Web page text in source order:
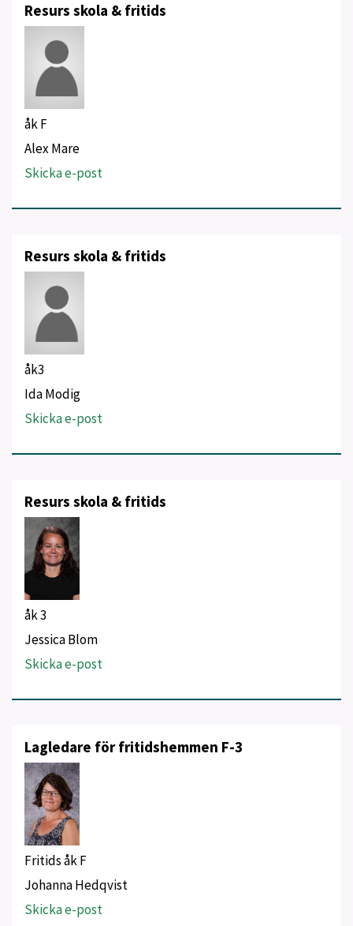
Resurs skola & fritids
åk F
Alex Mare
Skicka e-post
Resurs skola & fritids
åk3
Ida Modig
Skicka e-post
Resurs skola & fritids
åk 3
Jessica Blom
Skicka e-post
Lagledare för fritidshemmen F-3
Fritids åk F
Johanna Hedqvist
Skicka e-post